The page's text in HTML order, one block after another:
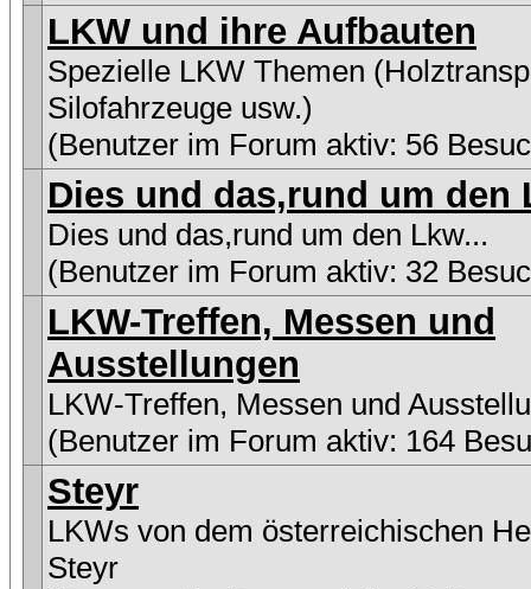
LKW und ihre Aufbauten
Spezielle LKW Themen
Silofahrzeuge usw.)
(Benutzer im Forum aktiv: 56
Dies und das,rund um den
Dies und das,rund um den Lkw...
(Benutzer im Forum aktiv: 32
LKW-Treffen, Messen und
Ausstellungen
LKW-Treffen, Messen und
(Benutzer im Forum aktiv: 164
Steyr
LKWs von dem österreichischen
Steyr